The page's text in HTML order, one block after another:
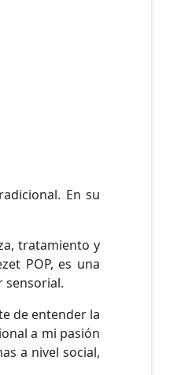
En su
tratamiento y
POP, es una
sensorial.
de entender la
a mi pasión
a nivel social,